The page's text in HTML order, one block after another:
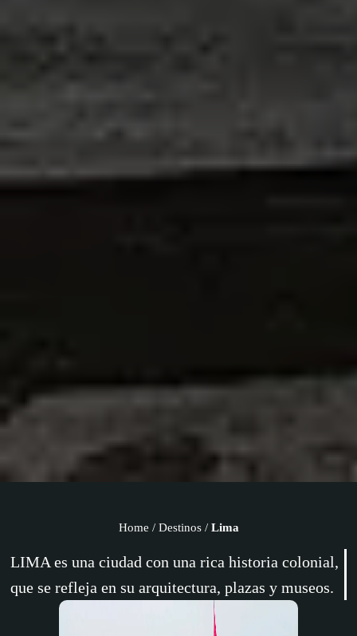
Home / Destinos/ Lima
LIMA es una ciudad con una rica historia colonial,
que se refleja en su arquitectura, plazas y museos.